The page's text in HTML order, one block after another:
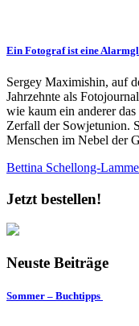
Ein Fotograf ist eine
Sergey Maximishin, auf
Jahrzehnte als
wie kaum ein anderer
Zerfall der Sowjetunion.
Menschen im Nebel der
Bettina Schellong-
Jetzt bestellen!
Neuste Beiträge
Sommer – Buchtipps